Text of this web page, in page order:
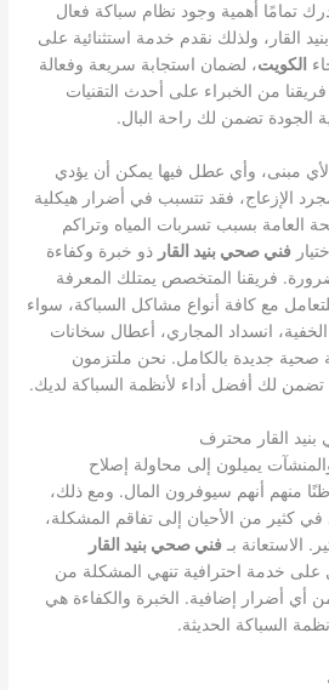
تمامًا أهمية وجود نظام سباكة فعال
القار، ولذلك نقدم خدمة استثنائية على
الكويت، لضمان استجابة سريعة وفعالة
من الخبراء على أحدث التقنيات
الجودة تضمن لك راحة البال.
لأي مبنى، وأي عطل فيها يمكن أن يؤدي
الإزعاج، فقد تتسبب في أضرار هيكلية
العامة بسبب تسربات المياه وتراكم
فني صحي بنيد القار ذو خبرة وكفاءة
فريقنا المتخصص يمتلك المعرفة
مع كافة أنواع مشاكل السباكة، سواء
انسداد المجاري، أعطال سخانات
صحية جديدة بالكامل. نحن ملتزمون
تضمن لك أفضل أداء لأنظمة السباكة لديك.
بنيد القار محترف
يميلون إلى محاولة إصلاح
منهم أنهم سيوفرون المال. ومع ذلك،
كثير من الأحيان إلى تفاقم المشكلة،
الاستعانة بـفني صحي بنيد القار
خدمة احترافية تنهي المشكلة من
أي أضرار إضافية. الخبرة والكفاءة هي
السباكة الحديثة.